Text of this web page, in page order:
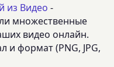
из Видео -
множественные
видео онлайн.
и формат (PNG, JPG,